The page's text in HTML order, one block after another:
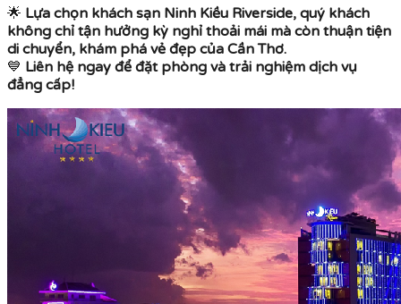
🌟 Lựa chọn khách sạn Ninh Kiều Riverside, quý khách
không chỉ tận hưởng kỳ nghỉ thoải mái mà còn thuận tiện
di chuyển, khám phá vẻ đẹp của Cần Thơ.
💙 Liên hệ ngay để đặt phòng và trải nghiệm dịch vụ
đẳng cấp!